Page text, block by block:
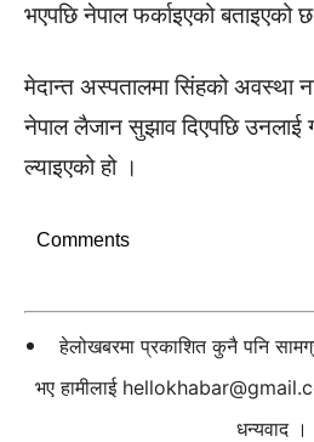
भएपछि नेपाल फर्काइएको बताइएको
मेदान्त अस्पतालमा सिंहको अवस्था
नेपाल लैजान सुझाव दिएपछि उनलाई
ल्याइएको हो ।
Comments
हेलोखबरमा प्रकाशित कुनै पनि
भए हामीलाई
धन्यवाद ।